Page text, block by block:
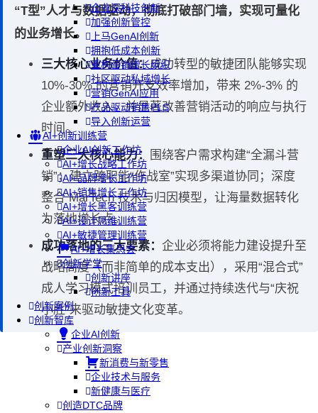
企业深科技创新
加强创新管控
上马GenAI创新
拥抱低成本创新
重构营销增长组织
社区驱动私域增长
营销GenAI应用
产品驱动销售PLS
导入创新运营
AI+创新训练营
企业AI创新工作坊
AI+增长战略工作坊
AI+品牌增长工作坊
AI+销售增长工作坊
AI+增长黑客训练营
AI+设计思维训练营
AI+敏捷管理训练营
AI+增长集思会
创新学堂
创新讲座
创新工具
创新案例
创新智库
企业AI创新
产业创新洞察
新消费与新零售
企业技术与服务
新健康与医疗
创造DTC品牌
“T型”人才与数据驱动，彻底打破部门墙，实现可量化
的业务增长。
三大核心业务价值：成功转型的敏捷团队能够实现
10%-30% 的营销开支效率增加，带来 2%-3% 的
企业额外收入，并显著改善营销活动的响应与执行
时间。
重塑三大核心能力：
围绕客户需求构建“全漏斗营
销”；建立跨职能“作战室”实现多渠道协同；深度
整合 MarTech 技术与归因模型，让海量数据转化
为落地增长点。
成功落地的三大要素： 企业必须将能力建设提升至
战略高度（而非简单的成本支出），采用“混合式”
成人学习模式培训员工，并通过持续迭代与“庆祝
小胜”来驱动敏捷文化变革。